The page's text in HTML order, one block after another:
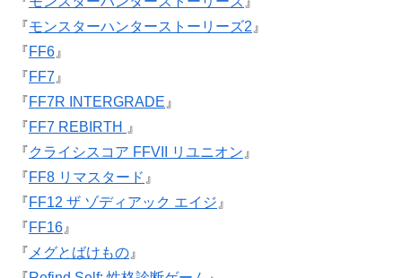
『モンスターハンターストーリーズ2 』
『FF6 』
『FF7 』
『FF7R INTERGRADE 』
『FF7 REBIRTH
』
『クライシスコア FFVII リユニオン 』
『FF8 リマスタード 』
『FF12 ザ ゾディアック エイジ 』
『FF16 』
『 メグとばけもの 』